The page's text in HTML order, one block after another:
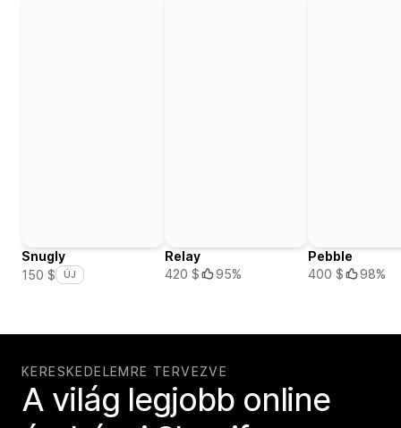
Snugly
150 $
ÚJ
Relay
420 $
95%
Pebble
400 $
98%
KERESKEDELEMRE TERVEZVE
A világ legjobb online